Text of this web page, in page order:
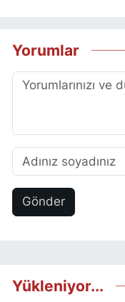
Yorumlar
Gönder
Yükleniyor...